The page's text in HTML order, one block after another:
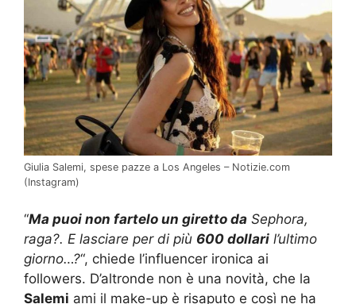
Giulia Salemi, spese pazze a Los Angeles – Notizie.com
(Instagram)
“Ma puoi non fartelo un giretto da Sephora,
raga?. E lasciare per di più 600 dollari l’ultimo
giorno…?“, chiede l’influencer ironica ai
followers. D’altronde non è una novità, che la
Salemi ami il make-up è risaputo e così ne ha